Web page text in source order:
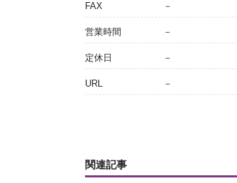
FAX －
営業時間 －
定休日 －
URL －
関連記事